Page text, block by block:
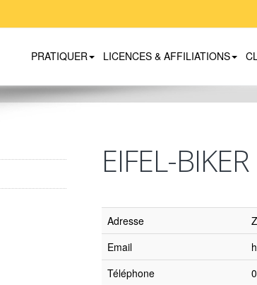
PRATIQUER LICENCES & AFFILIATIONS
EIFEL-
Adresse
Email
Téléphone